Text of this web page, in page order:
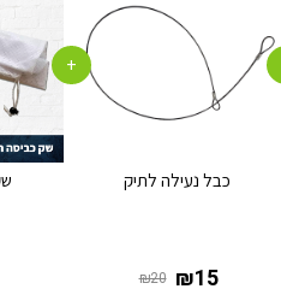
כבל נעילה לתיק
‏20 ₪ ‏15 ₪
+